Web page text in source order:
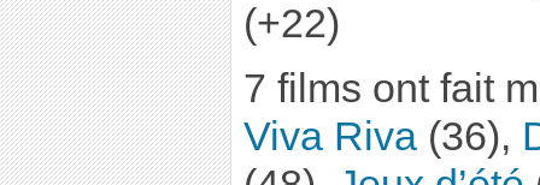
(+22)
7 films ont fait
Viva Riva(36),